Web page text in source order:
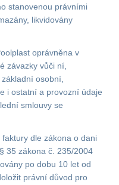
stanovenou právními
likvidovány
oprávněna v
závazky vůči ní,
osobní,
i ostatní a provozní údaje
smlouvy se
dle zákona o dani
35 zákona č. 235/2004
po dobu 10 let od
právní důvod pro